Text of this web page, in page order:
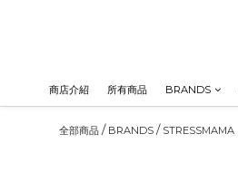
商店介紹 所有商品 BRANDS
全部商品 / BRANDS / STRESSMAMA